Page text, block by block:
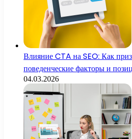
Влияние CTA на SEO: Как
поведенческие факторы и
04.03.2026